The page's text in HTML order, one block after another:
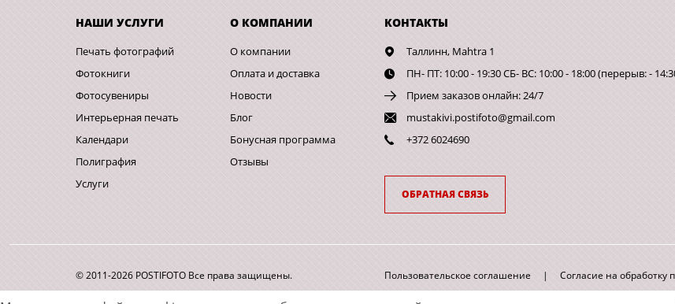
НАШИ УСЛУГИ
Печать фотографий
Фотокниги
Фотосувениры
Интерьерная печать
Календари
Полиграфия
Услуги
О КОМПАНИИ
О компании
Оплата и доставка
Новости
Блог
Бонусная программа
Отзывы
КОНТАКТЫ
Таллинн, Mahtra 1
ПН- ПТ: 10:00 - 19:30 СБ- ВС: 10:00 - 18:00 (перерыв: -
Прием заказов онлайн: 24/7
mustakivi.postifoto@gmail.com
+372 6024690
ОБРАТНАЯ СВЯЗЬ
© 2011-2026 POSTIFOTO Все права защищены. Пользовательское соглашение | Согласие на обработку